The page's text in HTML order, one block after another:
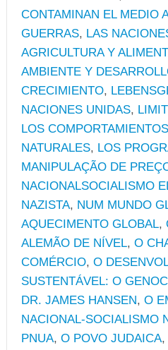
CONTAMINAN EL MEDIO
GUERRAS, LAS
AGRICULTURA Y
AMBIENTE Y
CRECIMIENTO,
NACIONES UNIDAS,
LOS COMPORTAMIENTOS
NATURALES, LOS
MANIPULAÇÃO DE
NACIONALSOCIALISMO
NAZISTA, NUM MUNDO
AQUECIMENTO GLOBAL,
ALEMÃO DE NÍVEL, O
COMÉRCIO, O
SUSTENTÁVEL: O
DR. JAMES HANSEN, O
NACIONAL-SOCIALISMO
PNUA, O POVO JUDAICA,